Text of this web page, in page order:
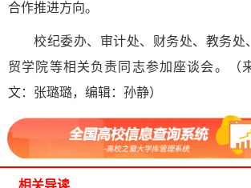
合作推进方向。
校纪委办、审计处、财务处、教务处
贸学院等相关负责同志参加座谈会。（
文：张璐璐，编辑：孙静）